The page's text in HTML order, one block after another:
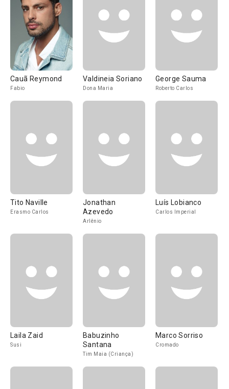
Cauã Reymond
Fabio
Valdineia Soriano
Dona Maria
George Sauma
Roberto Carlos
Tito Naville
Erasmo Carlos
Jonathan
Azevedo
Arlênio
Luís Lobianco
Carlos Imperial
Laila Zaid
Susi
Babuzinho
Santana
Tim Maia (Criança)
Marco Sorriso
Cromado